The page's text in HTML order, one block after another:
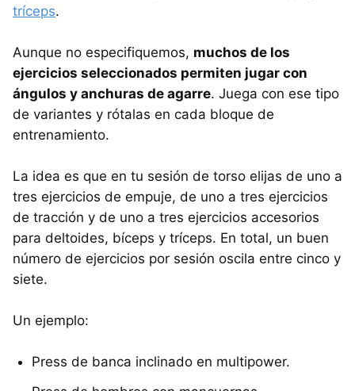
tríceps.
Aunque no especifiquemos, muchos de los
ejercicios seleccionados permiten jugar con
ángulos y anchuras de agarre. Juega con ese tipo
de variantes y rótalas en cada bloque de
entrenamiento.
La idea es que en tu sesión de torso elijas de uno a
tres ejercicios de empuje, de uno a tres ejercicios
de tracción y de uno a tres ejercicios accesorios
para deltoides, bíceps y tríceps. En total, un buen
número de ejercicios por sesión oscila entre cinco y
siete.
Un ejemplo:
Press de banca inclinado en multipower.